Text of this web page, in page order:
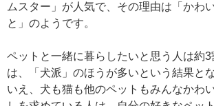
ムスター」が人気で、その理由は「かわ
と」のようです。
ペットと一緒に暮らしたいと思う人は約
は、「犬派」のほうが多いという結果と
いえ、犬も猫も他のペットもみんなかわ